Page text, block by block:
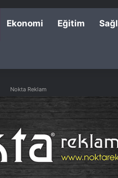
Ekonomi Eğitim
Nokta Reklam